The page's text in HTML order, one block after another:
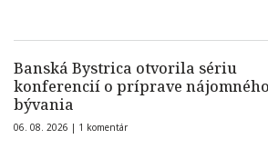
Banská Bystrica otvorila sériu
konferencií o príprave nájomného
bývania
06. 08. 2026 | 1 komentár